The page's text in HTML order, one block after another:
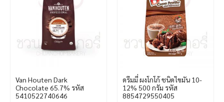
Van Houten Dark
Chocolate 65.7% รหัส
5410522740646
ดรีมมี่ ผงโกโก้ ชนิดไขมัน 10-
12% 500 กรัม รหัส
8854729550405